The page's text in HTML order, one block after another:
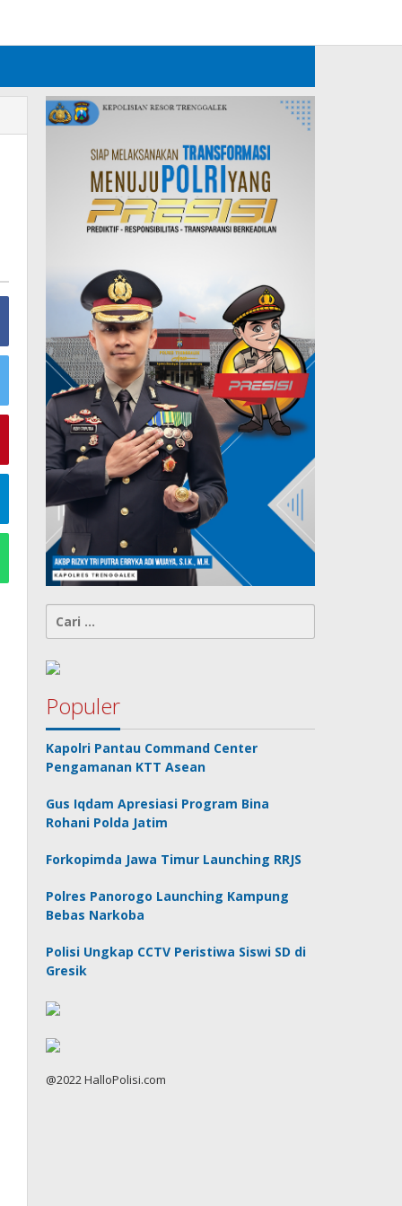
untuk:
Populer
Kapolri Pantau Command Center
Pengamanan KTT Asean
Gus Iqdam Apresiasi Program Bina
Rohani Polda Jatim
Forkopimda Jawa Timur Launching RRJS
Polres Panorogo Launching Kampung
Bebas Narkoba
Polisi Ungkap CCTV Peristiwa Siswi SD di
Gresik
@2022 HalloPolisi.com